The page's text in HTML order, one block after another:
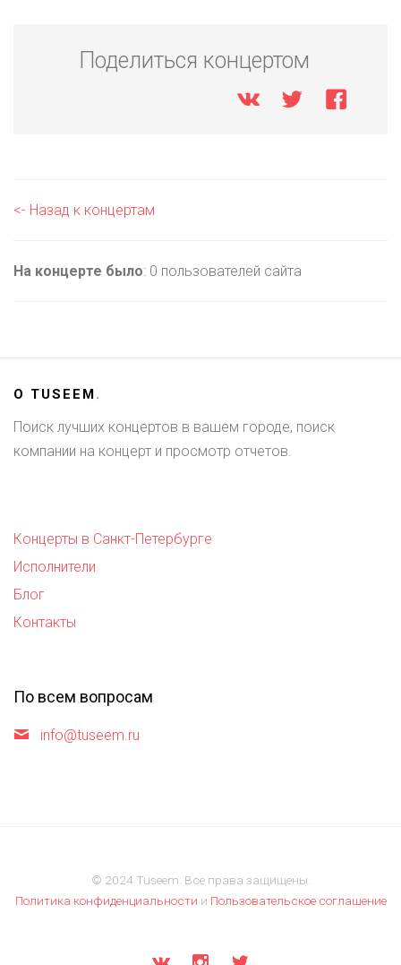
Поделиться концертом
<- Назад к концертам
На концерте было: 0 пользователей сайта
О TUSEEM.
Поиск лучших концертов в вашем городе, поиск
компании на концерт и просмотр отчетов.
Концерты в Санкт-Петербурге
Исполнители
Блог
Контакты
По всем вопросам
info@tuseem.ru
© 2024 Tuseem. Все права защищены.
Политика конфиденциальности и Пользовательское соглашение